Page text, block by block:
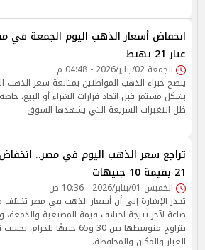
انخفاض أسعار الذهب اليوم الجمعة في
عيار 21 يهبط
الجمعة 02/يناير/2026 - 04:48 م
ينصح خبراء الذهب المواطنين بمتابعة سعر الذهب
بشكل مستمر قبل اتخاذ قرارات الشراء أو البيع،
ظل التغيرات السريعة التي يشهدها السوق.
تراجع سعر الذهب اليوم في مصر..
21 بقيمة 10 جنيهات
الخميس 01/يناير/2026 - 10:36 ص
تجدر الإشارة إلى أن أسعار الذهب في مصر
صاغة لآخر نتيجة اختلاف قيمة المصنعية والدمغة،
يتراوح متوسطها بين 30 و65 جنيهًا للجرام،
العيار والمكان والمحافظة.